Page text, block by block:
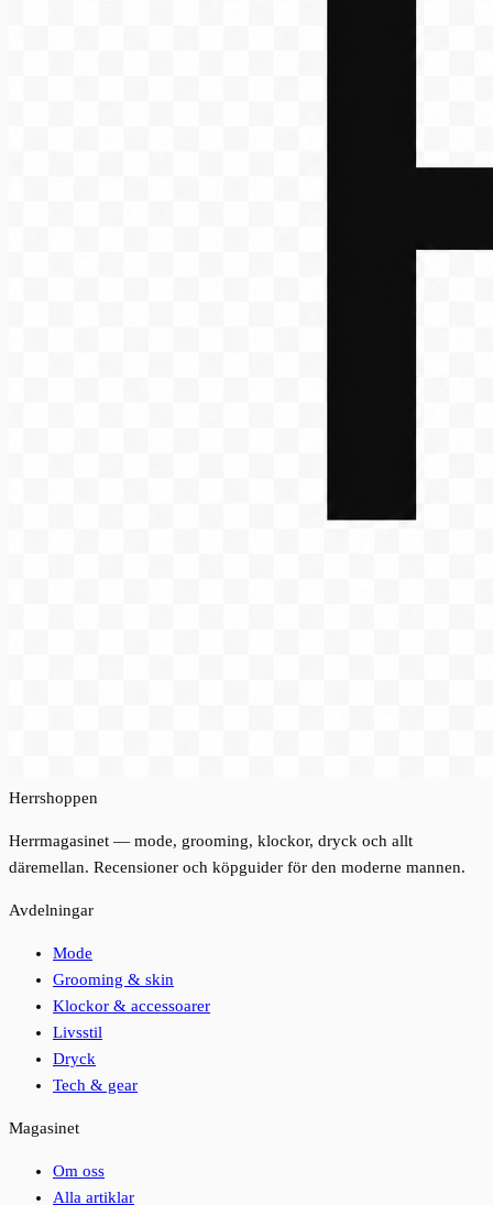
Herrshoppen
Herrmagasinet — mode, grooming, klockor, dryck och allt
däremellan. Recensioner och köpguider för den moderne mannen.
Avdelningar
Mode
Grooming & skin
Klockor & accessoarer
Livsstil
Dryck
Tech & gear
Magasinet
Om oss
Alla artiklar